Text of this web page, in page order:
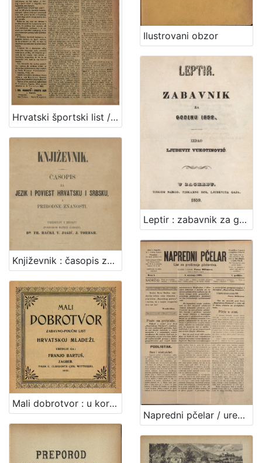
Hrvatski športski list / odgovorni urednik Mario Reger Vinodolski
Ilustrovani obzor
Književnik : časopis za jezik i poviest hrvatsku i srbsku i prirodne znanosti / uređuju i izdaju (podporom Matice ilirske) Fr.Rački, V.Jagić, J.Torbar
Leptir : zabavnik za godinu... / uredio Ljudevit Vukotinović
Mali dobrotvor : u korist zagrebačkoga društva "Dobrotvor", koje odijeva i obuva ubogu mladež zagrebačkih pučkih škola bez razlike vjere i zavičajnosti / urednik Franjo Bartuš
Napredni pčelar / urednik i vlastnik Pavao Wittmann